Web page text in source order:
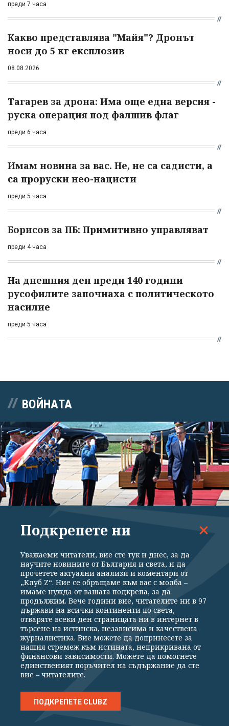
преди 7 часа
Какво представлява "Майя"? Дронът
носи до 5 кг експлозив
08.08.2026
Тагарев за дрона: Има още една версия -
руска операция под фалшив флаг
преди 6 часа
Имам новина за вас. Не, не са садисти, а
са проруски нео-нацисти
преди 5 часа
Борисов за ПБ: Примитивно управляват
преди 4 часа
На днешния ден преди 140 години
русофилите започнаха с политическото
насилие
преди 5 часа
ВОЙНАТА
Зеленски в Белград: Разбирам скептицизма
на Вучич към ЕС, но Украйна е във война и
няма време
Подкрепете ни
Уважаеми читатели, вие сте тук и днес, за да
научите новините от България и света, и да
прочетете актуални анализи и коментари от
„Клуб Z“. Ние се обръщаме към вас с молба –
имаме нужда от вашата подкрепа, за да
продължим. Вече години вие, читателите ни в 97
държави на всички континенти по света,
отваряте всеки ден страницата ни в интернет в
търсене на истинска, независима и качествена
журналистика. Вие можете да допринесете за
нашия стремеж към истината, неприкривана от
финансови зависимости. Можете да помогнете
единственият поръчител на съдържание да сте
вие – читателите.
ПОДКРЕПЕТЕ CLUBZ